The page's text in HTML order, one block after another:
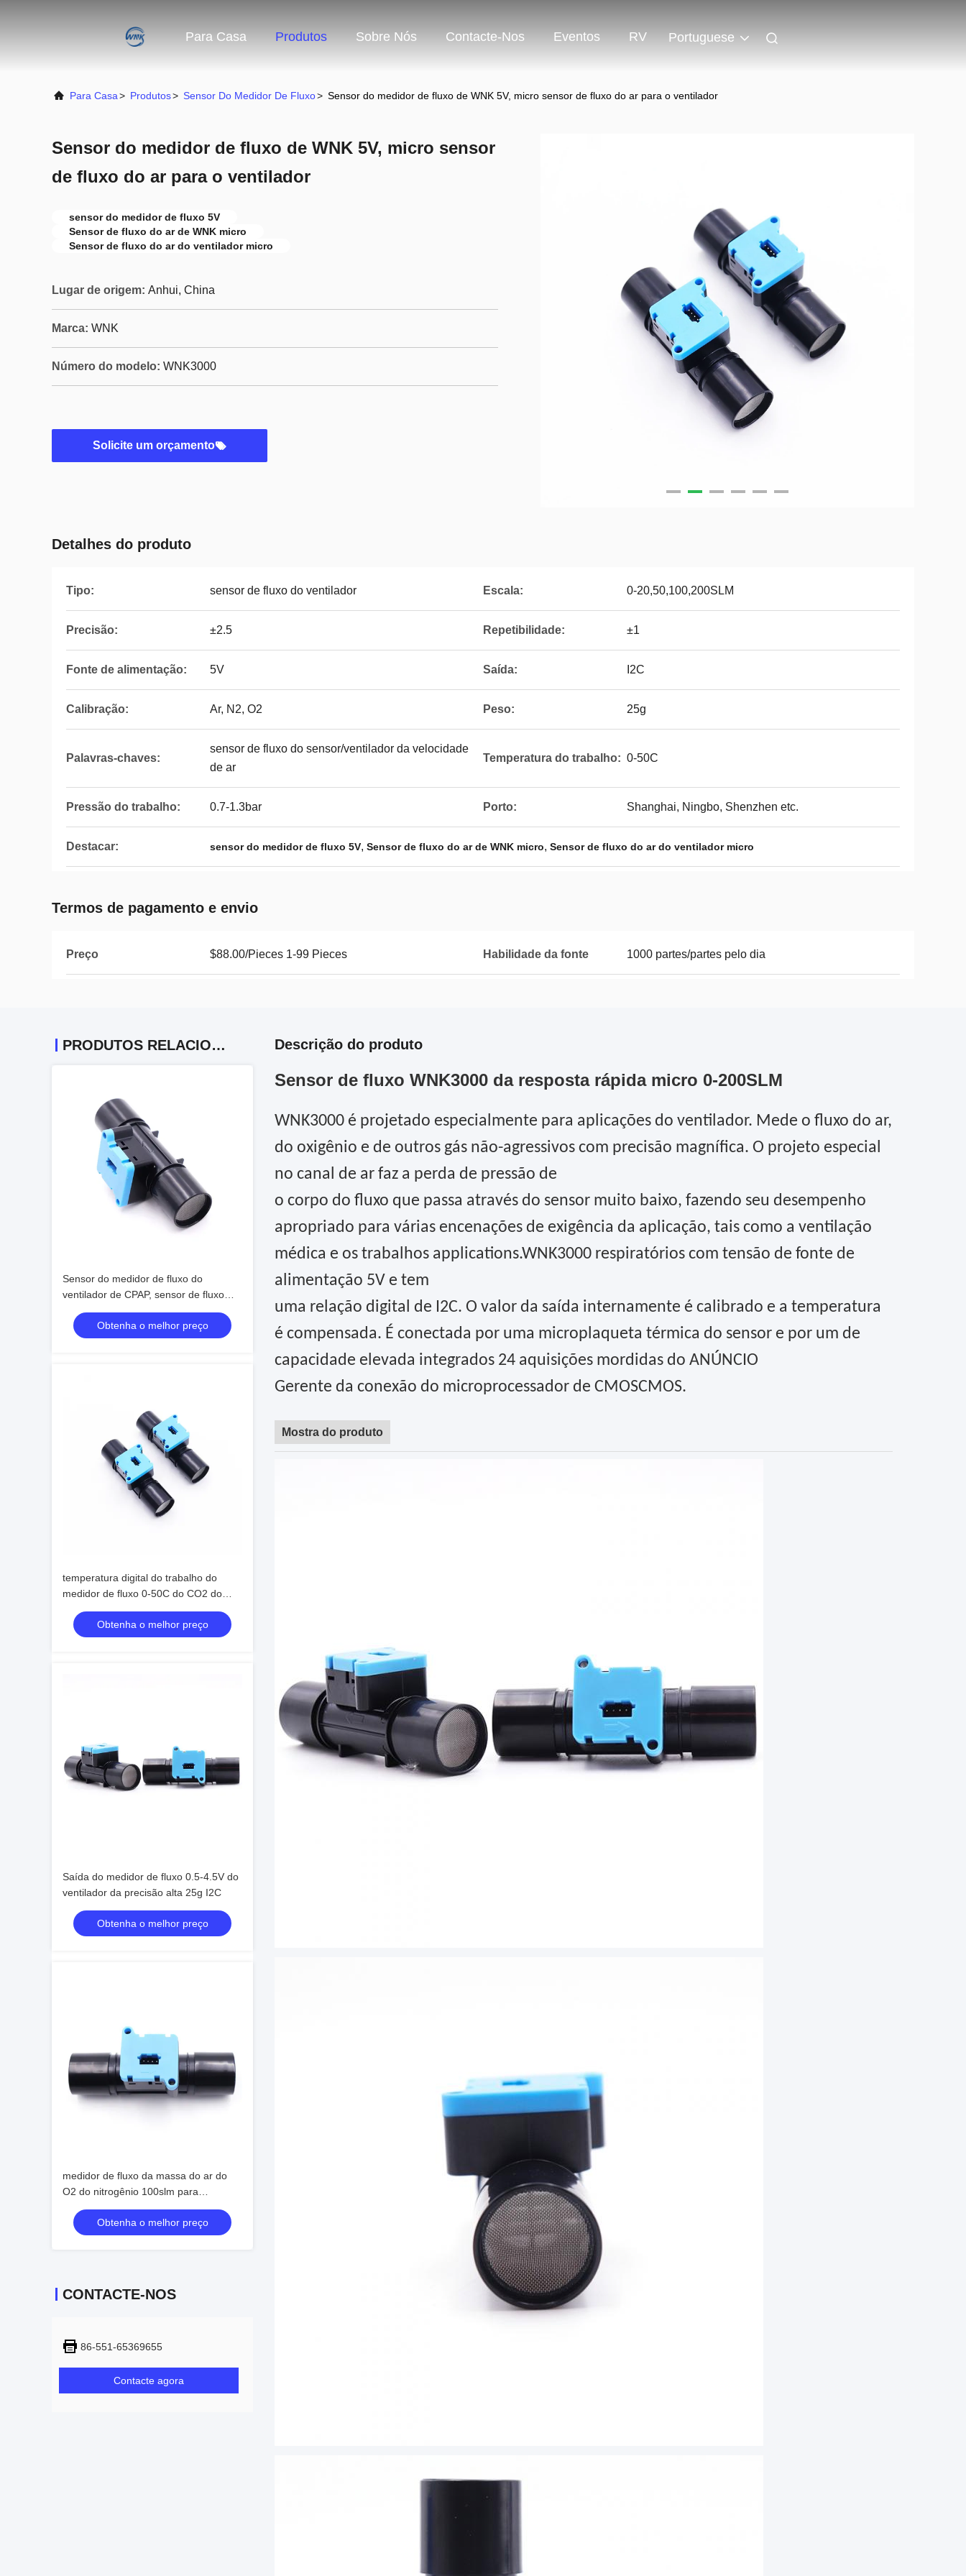
Para Casa Produtos Sobre Nós Contacte-Nos Eventos RV Portuguese
Para Casa> Produtos> Sensor Do Medidor De Fluxo> Sensor do medidor de fluxo de WNK 5V, micro sensor de fluxo do ar para o ventilador
Sensor do medidor de fluxo de WNK 5V, micro sensor
de fluxo do ar para o ventilador
sensor do medidor de fluxo 5V
Sensor de fluxo do ar de WNK micro
Sensor de fluxo do ar do ventilador micro
Lugar de origem: Anhui, China
Marca: WNK
Número do modelo: WNK3000
Solicite um orçamento
Detalhes do produto
Tipo: sensor de fluxo do ventilador Escala: 0-20,50,100,200SLM
Precisão: ±2.5 Repetibilidade: ±1
Fonte de alimentação: 5V Saída: I2C
Calibração: Ar, N2, O2 Peso: 25g
Palavras-chaves:
sensor de fluxo do sensor/ventilador da velocidade
de ar
Temperatura do trabalho: 0-50C
Pressão do trabalho: 0.7-1.3bar Porto: Shanghai, Ningbo, Shenzhen etc.
Destacar: sensor do medidor de fluxo 5V, Sensor de fluxo do ar de WNK micro, Sensor de fluxo do ar do ventilador micro
Termos de pagamento e envio
Preço $88.00/Pieces 1-99 Pieces Habilidade da fonte 1000 partes/partes pelo dia
PRODUTOS RELACIONADOS
Sensor do medidor de fluxo do
ventilador de CPAP, sensor de fluxo
médico do ar 0.5-4.5V
Obtenha o melhor preço
temperatura digital do trabalho do
medidor de fluxo 0-50C do CO2 do
oxigênio 5V
Obtenha o melhor preço
Saída do medidor de fluxo 0.5-4.5V do
ventilador da precisão alta 25g I2C
Obtenha o melhor preço
medidor de fluxo da massa do ar do
O2 do nitrogênio 100slm para
aplicações respiratórias do uso médico
Obtenha o melhor preço
CONTACTE-NOS
86-551-65369655
Contacte agora
Descrição do produto
Sensor de fluxo WNK3000 da resposta rápida micro 0-200SLM
WNK3000 é projetado especialmente para aplicações do ventilador. Mede o fluxo do ar,
do oxigênio e de outros gás não-agressivos com precisão magnífica. O projeto especial
no canal de ar faz a perda de pressão de
o corpo do fluxo que passa através do sensor muito baixo, fazendo seu desempenho
apropriado para várias encenações de exigência da aplicação, tais como a ventilação
médica e os trabalhos applications.WNK3000 respiratórios com tensão de fonte de
alimentação 5V e tem
uma relação digital de I2C. O valor da saída internamente é calibrado e a temperatura
é compensada. É conectada por uma microplaqueta térmica do sensor e por um de
capacidade elevada integrados 24 aquisições mordidas do ANÚNCIO
Gerente da conexão do microprocessador de CMOSCMOS.
Mostra do produto